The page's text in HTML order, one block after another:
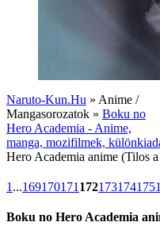
Naruto-Kun.Hu » Anime /
Mangasorozatok » Boku no
Hero Academia - Anime,
manga, mozifilmek,
Hero Academia anime (Tilos
1 ...169170171 172173174175
Boku no Hero Academia